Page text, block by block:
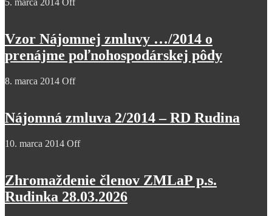
5. marca 2014 Off
Vzor Nájomnej zmluvy …/2014 o
prenájme poľnohospodárskej pôdy
8. marca 2014 Off
Nájomná zmluva 2/2014 – RD Rudina
10. marca 2014 Off
Zhromaždenie členov ZMLaP p.s.
Rudinka 28.03.2026